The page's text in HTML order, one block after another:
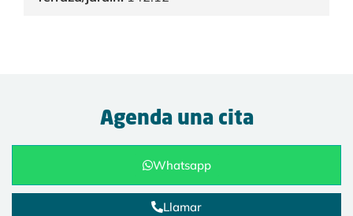
Agenda una cita
Whatsapp
Llamar